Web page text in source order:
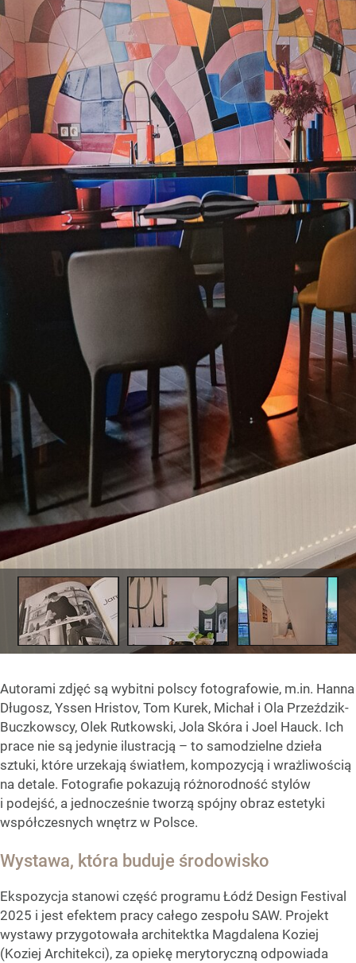
Autorami zdjęć są wybitni polscy fotografowie, m.in. Hanna
Długosz, Yssen Hristov, Tom Kurek, Michał i Ola Przeździk-
Buczkowscy, Olek Rutkowski, Jola Skóra i Joel Hauck. Ich
prace nie są jedynie ilustracją – to samodzielne dzieła
sztuki, które urzekają światłem, kompozycją i wrażliwością
na detale. Fotografie pokazują różnorodność stylów
i podejść, a jednocześnie tworzą spójny obraz estetyki
współczesnych wnętrz w Polsce.
Wystawa, która buduje środowisko
Ekspozycja stanowi część programu Łódź Design Festival
2025 i jest efektem pracy całego zespołu SAW. Projekt
wystawy przygotowała architektka Magdalena Koziej
(Koziej Architekci), za opiekę merytoryczną odpowiada